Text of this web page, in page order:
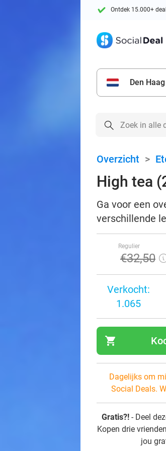
Ontdek 15.000+
Den Haag
Overzicht >
High tea
Ga voor een
verschillende
Regulier
€32,50
Verkocht:
1.065
shopping_cart
Dagelijks om
Social Deals.
Gratis?! - Deel
Kopen drie
jou